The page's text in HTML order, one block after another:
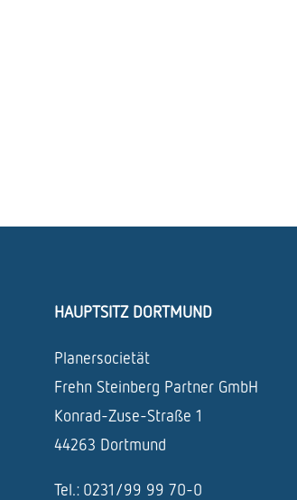
HAUPTSITZ DORTMUND
Planersocietät
Frehn Steinberg Partner GmbH
Konrad-Zuse-Straße 1
44263 Dortmund
Tel.: 0231/99 99 70-0